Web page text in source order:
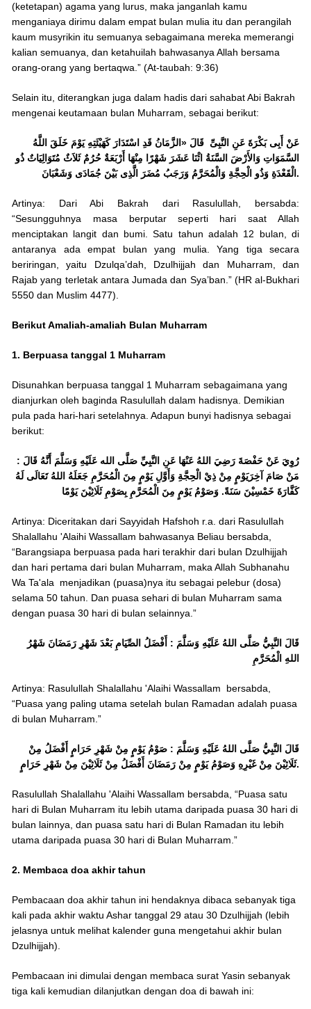
(ketetapan) agama yang lurus, maka janganlah kamu
menganiaya dirimu dalam empat bulan mulia itu dan perangilah
kaum musyrikin itu semuanya sebagaimana mereka memerangi
kalian semuanya, dan ketahuilah bahwasanya Allah bersama
orang-orang yang bertaqwa.” (At-taubah: 9:36)
Selain itu, diterangkan juga dalam hadis dari sahabat Abi Bakrah
mengenai keutamaan bulan Muharram, sebagai berikut:
عَنْ أَبِى بَكْرَةَ عَنِ النَّبِىِّ قَالَ «الزَّمَانُ قَدِ اسْتَدَارَ كَهَيْئَتِهِ يَوْمَ خَلَقَ اللَّهُ
السَّمَوَاتِ وَالأَرْضَ السَّنَةُ اثْنَا عَشَرَ شَهْرًا مِنْهَا أَرْبَعَةٌ حُرُمٌ ثَلاَثٌ مُتَوَالِيَاتٌ ذُو
الْقَعْدَةِ وَذُو الْحِجَّةِ وَالْمُحَرَّمُ وَرَجَبُ مُضَرَ الَّذِى بَيْنَ جُمَادَى وَشَعْبَانَ.
Artinya: Dari Abi Bakrah dari Rasulullah, bersabda:
“Sesungguhnya masa berputar seperti hari saat Allah
menciptakan langit dan bumi. Satu tahun adalah 12 bulan, di
antaranya ada empat bulan yang mulia. Yang tiga secara
beriringan, yaitu Dzulqa’dah, Dzulhijjah dan Muharram, dan
Rajab yang terletak antara Jumada dan Sya’ban.” (HR al-Bukhari
5550 dan Muslim 4477).
Berikut Amaliah-amaliah Bulan Muharram
1. Berpuasa tanggal 1 Muharram
Disunahkan berpuasa tanggal 1 Muharram sebagaimana yang
dianjurkan oleh baginda Rasulullah dalam hadisnya. Demikian
pula pada hari-hari setelahnya. Adapun bunyi hadisnya sebagai
berikut:
رُوِيَ عَنْ حَفْصَةَ رَضِيَ اللهُ عَنْهَا عَنِ النَّبِيِّ صَلَّى الله عَلَيْهِ وَسَلَّمَ أَنَّهُ قَالَ :
مَنْ صَامَ آخِرَيَوْمٍ مِنْ ذِيْ الْحِجَّةِ وَأَوَّلِ يَوْمٍ مِنَ الْمُحَرَّمِ جَعَلَهُ اللهُ تَعَالَى لَهُ
كَفَّارَةَ خَمْسِيْنَ سَنَةً. وَصَوْمُ يَوْمٍ مِنَ الْمُحَرَّمِ بِصَوْمِ ثَلَاثِيْنَ يَوْمًا
Artinya: Diceritakan dari Sayyidah Hafshoh r.a. dari Rasulullah
Shalallahu 'Alaihi Wassallam bahwasanya Beliau bersabda,
“Barangsiapa berpuasa pada hari terakhir dari bulan Dzulhijjah
dan hari pertama dari bulan Muharram, maka Allah Subhanahu
Wa Ta'ala menjadikan (puasa)nya itu sebagai pelebur (dosa)
selama 50 tahun. Dan puasa sehari di bulan Muharram sama
dengan puasa 30 hari di bulan selainnya.”
اللهِ الْمُحَرَّمِ
Artinya: Rasulullah Shalallahu 'Alaihi Wassallam bersabda,
“Puasa yang paling utama setelah bulan Ramadan adalah puasa
di bulan Muharram.”
ثَلَاثِيْنَ مِنْ غَيْرِهِ وَصَوْمُ يَوْمٍ مِنْ رَمَضَانَ أَفْضَلُ مِنْ ثَلَاثِيْنَ مِنْ شَهْرِ حَرَامٍ.
Rasulullah Shalallahu 'Alaihi Wassallam bersabda, “Puasa satu
hari di Bulan Muharram itu lebih utama daripada puasa 30 hari di
bulan lainnya, dan puasa satu hari di Bulan Ramadan itu lebih
utama daripada puasa 30 hari di Bulan Muharram.”
2. Membaca doa akhir tahun
Pembacaan doa akhir tahun ini hendaknya dibaca sebanyak tiga
kali pada akhir waktu Ashar tanggal 29 atau 30 Dzulhijjah (lebih
jelasnya untuk melihat kalender guna mengetahui akhir bulan
Dzulhijjah).
Pembacaan ini dimulai dengan membaca surat Yasin sebanyak
tiga kali kemudian dilanjutkan dengan doa di bawah ini: